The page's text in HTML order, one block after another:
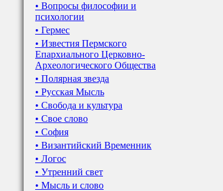
• Вопросы философии и
психологии
• Гермес
• Известия Пермского
Епархиального Церковно-
Археологического Общества
• Полярная звезда
• Русская Мысль
• Свобода и культура
• Свое слово
• София
• Византийский Временник
• Логос
• Утренний свет
• Мысль и слово